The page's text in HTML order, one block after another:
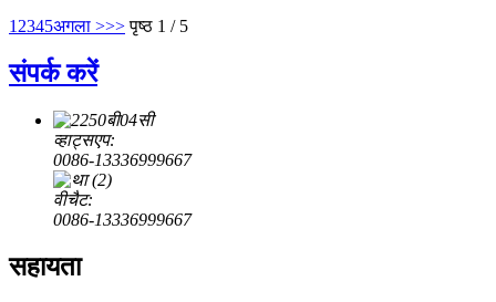
1 2345अगला >>> पृष्ठ 1 / 5
संपर्क करें
व्हाट्सएप:
0086-13336999667
वीचैट:
0086-13336999667
सहायता